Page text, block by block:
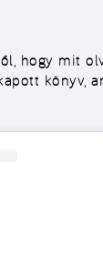
hogy mit
könyv,